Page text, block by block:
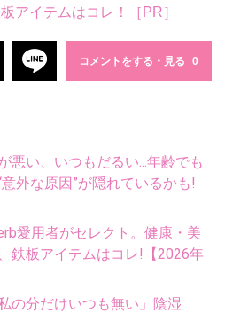
アイテムはコレ！［PR］
コメントをする・見る
悪い、いつもだるい...年齢でも
外な原因”が隠れているかも!
愛用者がセレクト。健康・美
鉄板アイテムはコレ!【2026年
の分だけいつも無い」陰湿